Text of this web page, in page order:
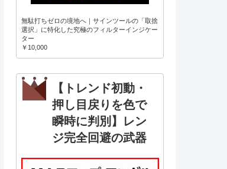
無駄打ちゼロの境地へ｜サインツールの「取捨
選択」に特化した究極のフィルターインジケー
ター
￥10,000
【トレンド初動・
押し目戻りを色で
瞬時に判別】レン
ジ完全回避の武器